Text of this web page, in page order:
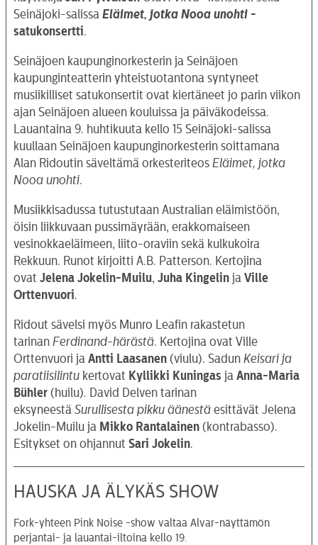
Seinäjoki-salissa Eläimet, jotka Nooa unohti -
satukonsertti.
Seinäjoen kaupunginorkesterin ja Seinäjoen
kaupunginteatterin yhteistuotantona syntyneet
musiikilliset satukonsertit ovat kiertäneet jo parin viikon
ajan Seinäjoen alueen kouluissa ja päiväkodeissa.
Lauantaina 9. huhtikuuta kello 15 Seinäjoki-salissa
kuullaan Seinäjoen kaupunginorkesterin soittamana
Alan Ridoutin säveltämä orkesteriteos Eläimet, jotka
Nooa unohti.
Musiikkisadussa tutustutaan Australian eläimistöön,
öisin liikkuvaan pussimäyrään, erakkomaiseen
vesinokkaeläimeen, liito-oraviin sekä kulkukoira
Rekkuun. Runot kirjoitti A.B. Patterson. Kertojina
ovat Jelena Jokelin-Muilu, Juha Kingelin ja Ville
Orttenvuori.
Ridout sävelsi myös Munro Leafin rakastetun
tarinan Ferdinand-härästä. Kertojina ovat Ville
Orttenvuori ja Antti Laasanen (viulu). Sadun Keisari ja
paratiisilintu kertovat Kyllikki Kuningas ja Anna-Maria
Bühler (huilu). David Delven tarinan
eksyneestä Surullisesta pikku äänestä esittävät Jelena
Jokelin-Muilu ja Mikko Rantalainen (kontrabasso).
Esitykset on ohjannut Sari Jokelin.
HAUSKA JA ÄLYKÄS SHOW
Fork-yhteen Pink Noise -show valtaa Alvar-näyttämön
perjantai- ja lauantai-iltoina kello 19.